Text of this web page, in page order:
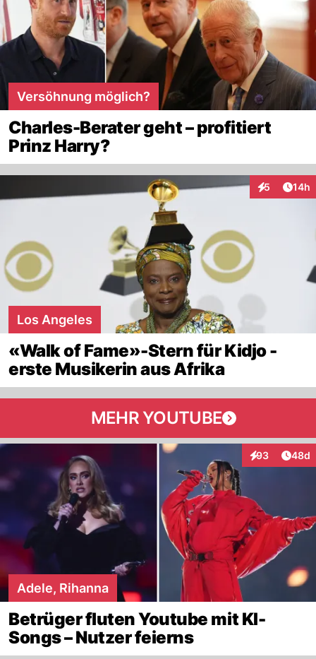
Versöhnung möglich?
Charles-Berater geht – profitiert
Prinz Harry?
5
Interaktionen
14h
Los Angeles
«Walk of Fame»-Stern für Kidjo -
erste Musikerin aus Afrika
MEHR YOUTUBE
93
Interaktionen
48d
Adele, Rihanna
Betrüger fluten Youtube mit KI-
Songs – Nutzer feierns